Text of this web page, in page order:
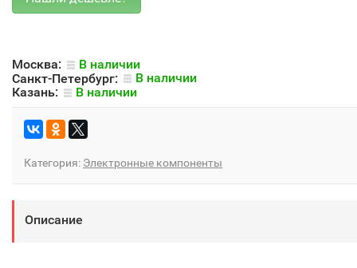
Москва:
В наличии
Санкт-Петербург:
В наличии
Казань:
В наличии
Категория: Электронные компоненты
Описание